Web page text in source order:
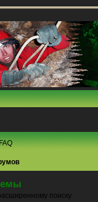
поиску